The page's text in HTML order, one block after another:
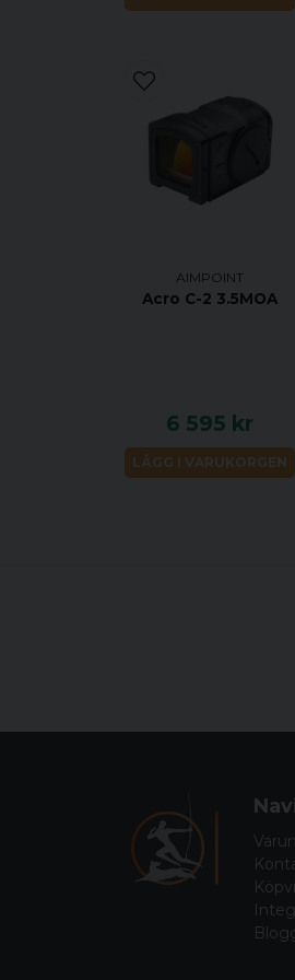
AIMPOINT
Acro C-2 3.5MOA
6 595 kr
LÄGG I VARUKORGEN